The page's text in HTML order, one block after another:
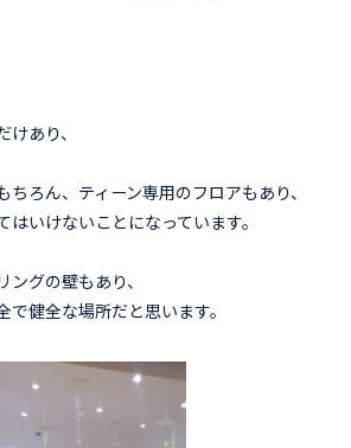
あり、
ちろん、ティーン専用のフロアもあり、
はいけないことになっています。
ングの壁もあり、
で健全な場所だと思います。